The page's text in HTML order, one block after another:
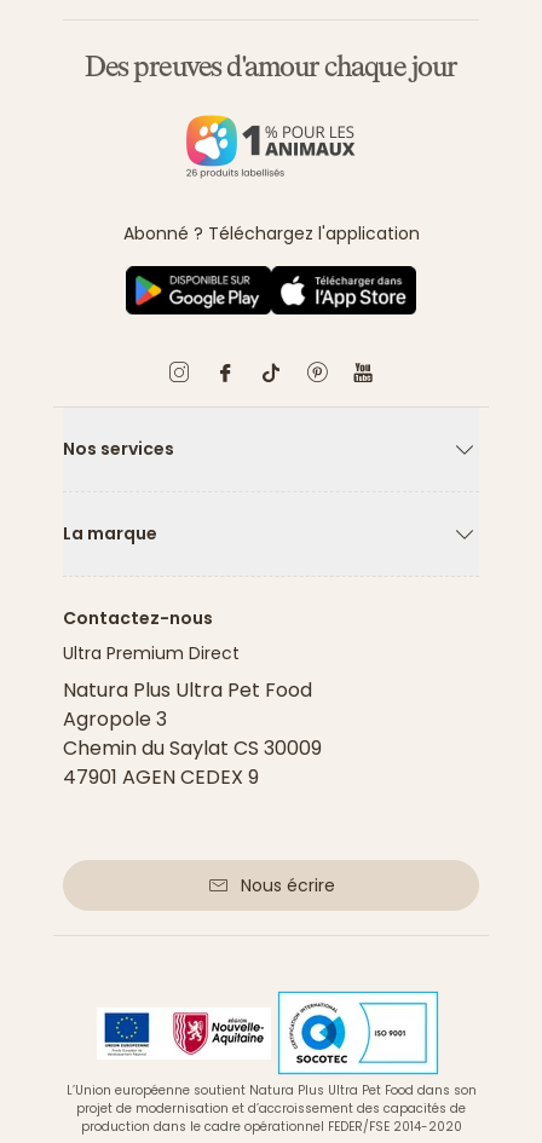
Des preuves d'amour chaque jour
Abonné ? Téléchargez l'application
Nos services
La marque
Contactez-nous
Ultra Premium Direct
Natura Plus Ultra Pet Food
Agropole 3
Chemin du Saylat CS 30009
47901 AGEN CEDEX 9
Nous écrire
L’Union européenne soutient Natura Plus Ultra Pet Food dans son
projet de modernisation et d’accroissement des capacités de
production dans le cadre opérationnel FEDER/FSE 2014-2020